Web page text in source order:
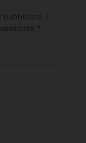
pubblicato.
*